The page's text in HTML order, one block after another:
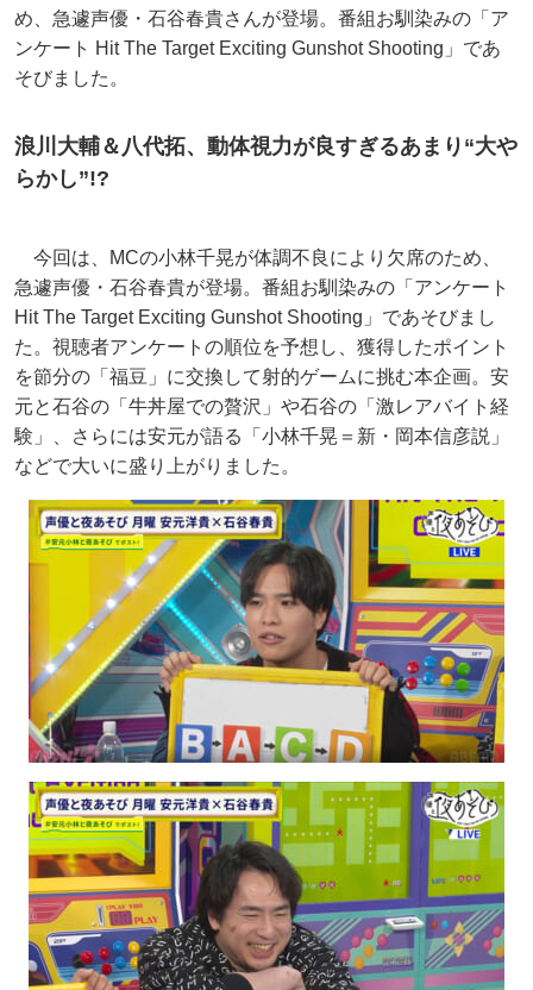
め、急遽声優・石谷春貴さんが登場。番組お馴染みの「ア
ンケート Hit The Target Exciting Gunshot Shooting」であ
そびました。
浪川大輔＆八代拓、動体視力が良すぎるあまり“大や
らかし”!?
今回は、MCの小林千晃が体調不良により欠席のため、
急遽声優・石谷春貴が登場。番組お馴染みの「アンケート
Hit The Target Exciting Gunshot Shooting」であそびまし
た。視聴者アンケートの順位を予想し、獲得したポイント
を節分の「福豆」に交換して射的ゲームに挑む本企画。安
元と石谷の「牛丼屋での贅沢」や石谷の「激レアバイト経
験」、さらには安元が語る「小林千晃＝新・岡本信彦説」
などで大いに盛り上がりました。